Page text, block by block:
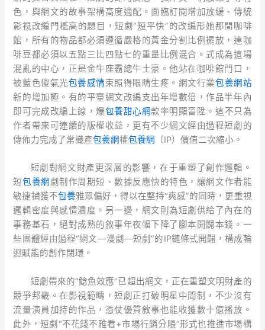
色，與網文的故事架構高度適配。面臨訂閱增加放緩、傳統
影視改編門檻高的題目，短劇“短平快”的改編形她那間咖啡
館，所有的物品都必須遵循嚴格的黃金分割比例擺放，連咖
啡豆都必須以五點三比四點七的重量比例混合。式成為這場
混亂的中心，正是金牛座霸總牛土豪。他站在咖啡館門口，
被藍色傻氣光包養感情束照得眼睛生疼。網文行業包養網站
新的增加極。有的平臺網文改編支出年增數倍，作品半年內
即可完成改編上線，爆包養甜心網款率明顯晉陞。這不只為
作者帶來可連續的版權收益，更有不少網文經由過程短劇的
傳佈力完成了常識產包養網權包養網 （IP）價值二次縮小。
短劇對網文財產更深層的影響，在于重塑了創作邏輯。
短包養網 劇制作周期短、數據反應快的特色，讓網文作者能
敏捷捕獲不包養雅眾偏好，得以在堅持“爽感”的同時，更重視
邏輯密度與感情濃度。另一邊，網文則為短劇供給了內在的
事務基石，絕對成熟的敘事年夜幅下降了腳本開闢本錢。一
些團體經由過程“網文—漫劇—短劇”的IP鏈條式開闢，構成輪
迴賦能的創作閉環。
短劇帶來的“鯰魚效應”已超出網文，正在重塑文明財產的
競爭邦畿。在影視範疇，短劇正打破明星中間制，不少沒有
流量演員加持的作品，憑仗優質敘事也能收獲數十億播放。
此外，短劇“不花錢不雅看+市場行銷分賬”形式也推進市場構